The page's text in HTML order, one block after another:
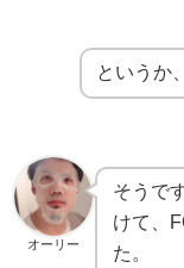
というか
オーリー
そうで
けて、
た。